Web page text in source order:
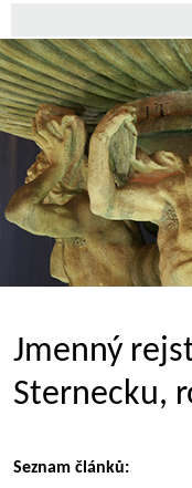
Jmenný
Sternecku,
Seznam článků: